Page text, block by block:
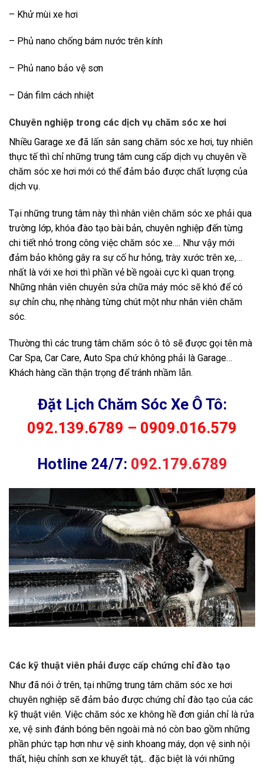
– Khử mùi xe hơi
– Phủ nano chống bám nước trên kính
– Phủ nano bảo vệ sơn
– Dán film cách nhiệt
Chuyên nghiệp trong các dịch vụ chăm sóc xe hơi
Nhiều Garage xe đã lấn sân sang chăm sóc xe hơi, tuy nhiên
thực tế thì chỉ những trung tâm cung cấp dịch vụ chuyên về
chăm sóc xe hơi mới có thể đảm bảo được chất lượng của
dịch vụ.
Tại những trung tâm này thì nhân viên chăm sóc xe phải qua
trường lớp, khóa đào tạo bài bản, chuyên nghiệp đến từng
chi tiết nhỏ trong công việc chăm sóc xe…. Như vậy mới
đảm bảo không gây ra sự cố hư hỏng, trày xước trên xe,…
nhất là với xe hơi thì phần vẻ bề ngoài cực kì quan trọng.
Những nhân viên chuyên sửa chữa máy móc sẽ khó để có
sự chỉn chu, nhẹ nhàng từng chút một như nhân viên chăm
sóc.
Thường thì các trung tâm chăm sóc ô tô sẽ được gọi tên mà
Car Spa, Car Care, Auto Spa chứ không phải là Garage…
Khách hàng cần thận trọng để tránh nhầm lẫn.
Đặt Lịch Chăm Sóc Xe Ô Tô:
092.139.6789 – 0909.016.579
Hotline 24/7: 092.179.6789
Các kỹ thuật viên phải được cấp chứng chỉ đào tạo
Như đã nói ở trên, tại những trung tâm chăm sóc xe hơi
chuyên nghiệp sẽ đảm bảo được chứng chỉ đào tạo của các
kỹ thuật viên. Việc chăm sóc xe không hề đơn giản chỉ là rửa
xe, vệ sinh đánh bóng bên ngoài mà nó còn bao gồm những
phần phức tạp hơn như vệ sinh khoang máy, dọn vệ sinh nội
thất, hiệu chỉnh sơn xe khuyết tật,.. đặc biệt là với những